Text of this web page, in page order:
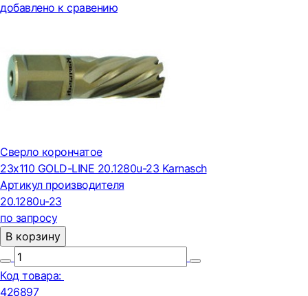
добавлено к сравению
Сверло корончатое
23х110 GOLD-LINE 20.1280u-23 Karnasch
Артикул производителя
20.1280u-23
по запросу
В корзину
Код товара:
426897